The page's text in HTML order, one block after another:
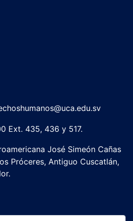
Ext. 435, 436 y 517.
José Simeón Cañas
Próceres, Antiguo Cuscatlán,
El Salvador.